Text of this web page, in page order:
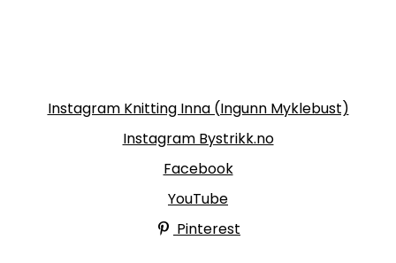
Instagram Knitting Inna (Ingunn Myklebust)
Instagram Bystrikk.no
Facebook
YouTube
Pinterest